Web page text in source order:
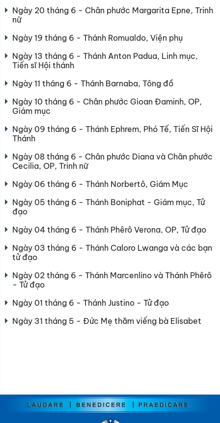
Ngày 20 tháng 6 - Chân phước Margarita Epne, Trinh
nữ
Ngày 19 tháng 6 - Thánh Romualdo, Viện phụ
Ngày 13 tháng 6 - Thánh Anton Padua, Linh mục,
Tiến sĩ Hội thánh
Ngày 11 tháng 6 - Thánh Barnaba, Tông đồ
Ngày 10 tháng 6 - Chân phước Gioan Đaminh, OP,
Giám mục
Ngày 09 tháng 6 - Thánh Ephrem, Phó Tế, Tiến Sĩ Hội
Thánh
Ngày 08 tháng 6 - Chân phước Diana và Chân phước
Cecilia, OP, Trinh nữ
Ngày 06 tháng 6 - Thánh Norbertô, Giám Mục
Ngày 05 tháng 6 - Thánh Boniphat - Giám mục, Tử
đạo
Ngày 04 tháng 6 - Thánh Phêrô Verona, OP, Tử đạo
Ngày 03 tháng 6 - Thánh Caloro Lwanga và các bạn
tử đạo
Ngày 02 tháng 6 - Thánh Marcenlino và Thánh Phêrô
- Tử đạo
Ngày 01 tháng 6 - Thánh Justino - Tử đạo
Ngày 31 tháng 5 - Đức Mẹ thăm viếng bà Elisabet